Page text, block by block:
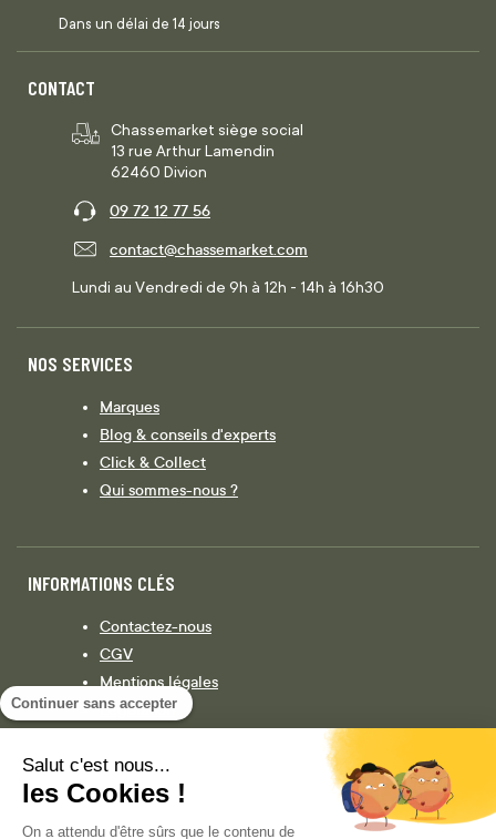
Continuer sans accepter
Salut c'est nous...
les Cookies !
On a attendu d'être sûrs que le contenu de
Dans un délai de 14 jours
CONTACT
Chassemarket siège social
13 rue Arthur Lamendin
62460 Divion
09 72 12 77 56
contact@chassemarket.com
Lundi au Vendredi de 9h à 12h - 14h à 16h30
NOS SERVICES
Marques
Blog & conseils d'experts
Click & Collect
Qui sommes-nous ?
INFORMATIONS CLÉS
Contactez-nous
CGV
Mentions légales
Législation
Facebook Instagram